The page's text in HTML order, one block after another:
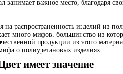
занимает важное место, благодаря
на распространенность изделий из
много мифов, большинство из
продукции из этого
о полиуретановых изделиях.
имеет значение